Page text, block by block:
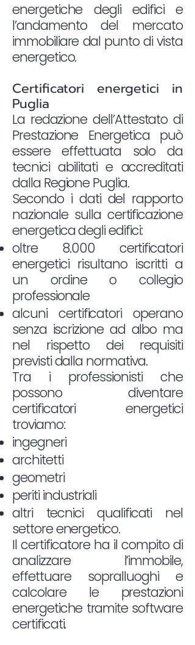
energetiche degli edifici e
l’andamento del mercato
immobiliare dal punto di vista
energetico.
Certificatori energetici in
Puglia
La redazione dell’Attestato di
Prestazione Energetica può
essere effettuata solo da
tecnici abilitati e accreditati
dalla Regione Puglia.
Secondo i dati del rapporto
nazionale sulla certificazione
energetica degli edifici:
oltre 8.000 certificatori
energetici risultano iscritti a
un ordine o collegio
professionale
alcuni certificatori operano
senza iscrizione ad albo ma
nel rispetto dei requisiti
previsti dalla normativa.
Tra i professionisti che
possono diventare
certificatori energetici
troviamo:
ingegneri
architetti
geometri
periti industriali
altri tecnici qualificati nel
settore energetico.
Il certificatore ha il compito di
analizzare l’immobile,
effettuare sopralluoghi e
calcolare le prestazioni
energetiche tramite software
certificati.